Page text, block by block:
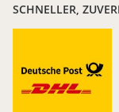
SCHNELLER,